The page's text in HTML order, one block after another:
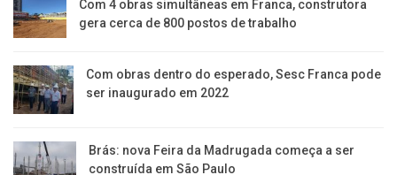
Com 4 obras simultâneas em Franca, construtora
gera cerca de 800 postos de trabalho
Com obras dentro do esperado, Sesc Franca pode
ser inaugurado em 2022
Brás: nova Feira da Madrugada começa a ser
construída em São Paulo